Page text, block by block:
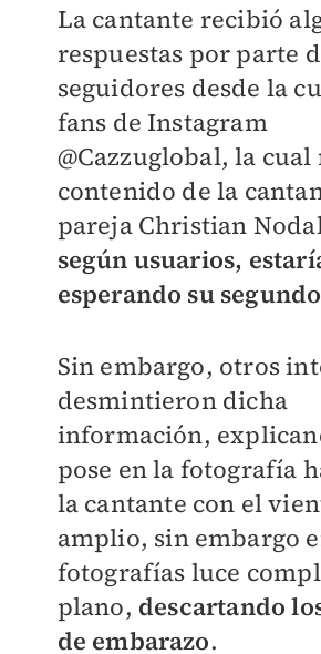
La cantante recibió
respuestas por parte
seguidores desde la
fans de Instagram
@Cazzuglobal, la
contenido de la
pareja Christian
según usuarios,
esperando su
Sin embargo, otros
desmintieron dicha
información,
pose en la fotografía
la cantante con el
amplio, sin embargo
fotografías luce
plano, descartando
de embarazo.